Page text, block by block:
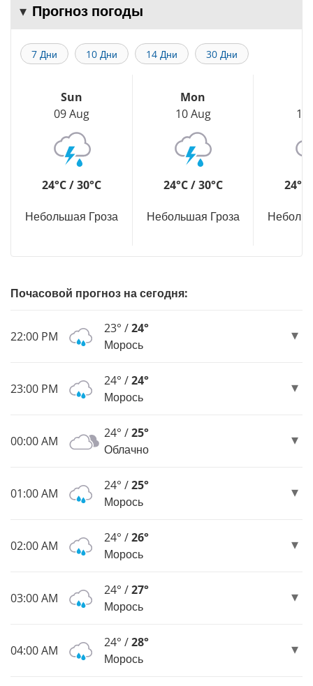
Прогноз погоды
7 Дни 10 Дни 14 Дни 30 Дни
Sun
09 Aug
24°C / 30°C
Небольшая Гроза
Mon
10 Aug
24°C / 30°C
Небольшая Гроза
11
24°C
Почасовой прогноз на сегодня:
22:00 PM
23° /24°
Морось
23:00 PM
24° /24°
Морось
00:00 AM
24° /25°
Облачно
01:00 AM
24° /25°
Морось
02:00 AM
24° /26°
Морось
03:00 AM
24° /27°
Морось
04:00 AM
24° /28°
Морось